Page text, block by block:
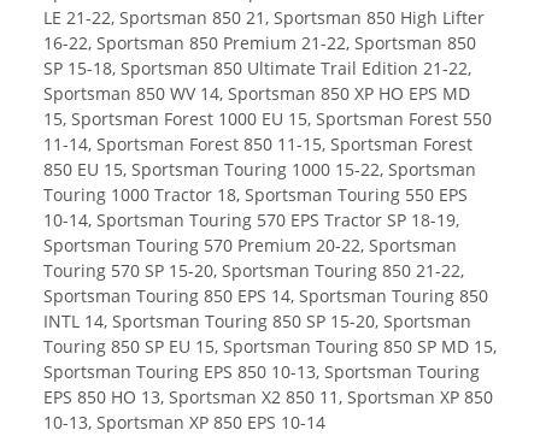
LE 21-22, Sportsman 850 21, Sportsman 850 High Lifter
16-22, Sportsman 850 Premium 21-22, Sportsman 850
SP 15-18, Sportsman 850 Ultimate Trail Edition 21-22,
Sportsman 850 WV 14, Sportsman 850 XP HO EPS MD
15, Sportsman Forest 1000 EU 15, Sportsman Forest 550
11-14, Sportsman Forest 850 11-15, Sportsman Forest
850 EU 15, Sportsman Touring 1000 15-22, Sportsman
Touring 1000 Tractor 18, Sportsman Touring 550 EPS
10-14, Sportsman Touring 570 EPS Tractor SP 18-19,
Sportsman Touring 570 Premium 20-22, Sportsman
Touring 570 SP 15-20, Sportsman Touring 850 21-22,
Sportsman Touring 850 EPS 14, Sportsman Touring 850
INTL 14, Sportsman Touring 850 SP 15-20, Sportsman
Touring 850 SP EU 15, Sportsman Touring 850 SP MD 15,
Sportsman Touring EPS 850 10-13, Sportsman Touring
EPS 850 HO 13, Sportsman X2 850 11, Sportsman XP 850
10-13, Sportsman XP 850 EPS 10-14